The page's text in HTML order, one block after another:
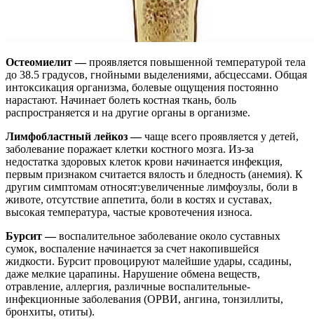
Остеомиелит —проявляется повышенной температурой тела
до 38.5 градусов, гнойными выделениями, абсцессами. Общая
интоксикация организма, болевые ощущения постоянно
нарастают. Начинает болеть костная ткань, боль
распространяется и на другие органы в организме.
Лимфобластный лейкоз —чаще всего проявляется у детей,
заболевание поражает клетки костного мозга. Из-за
недостатка здоровых клеток крови начинается инфекция,
первым признаком считается вялость и бледность (анемия). К
другим симптомам относят:увеличенные лимфоузлы, боли в
животе, отсутствие аппетита, боли в костях и суставах,
высокая температура, частые кровотечения износа.
Бурсит —воспалительное заболевание около суставных
сумок, воспаление начинается за счет накопившейся
жидкости. Бурсит провоцируют малейшие удары, ссадины,
даже мелкие царапины. Нарушение обмена веществ,
отравление, аллергия, различные воспалительные-
инфекционные заболевания (ОРВИ, ангина, тонзиллиты,
бронхиты, отиты).